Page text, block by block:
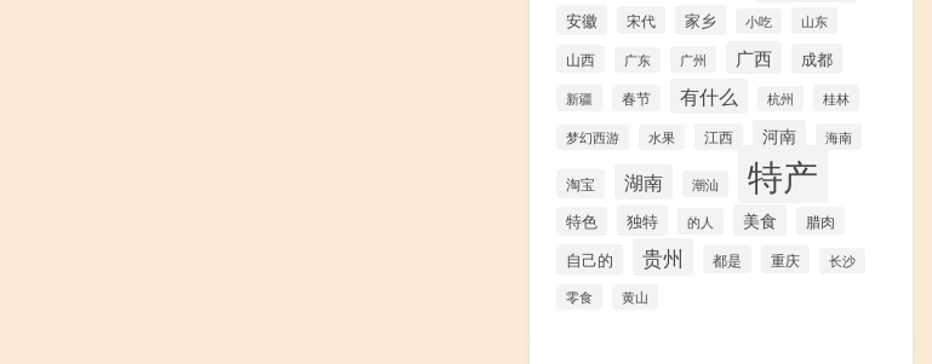
安徽 宋代 家乡 小吃 山东
山西 广东 广州 广西 成都
新疆 春节 有什么 杭州 桂林
梦幻西游 水果 江西 河南 海南
淘宝 湖南 潮汕 特产
特色 独特 的人 美食 腊肉
自己的 贵州 都是 重庆
长沙
零食
黄山